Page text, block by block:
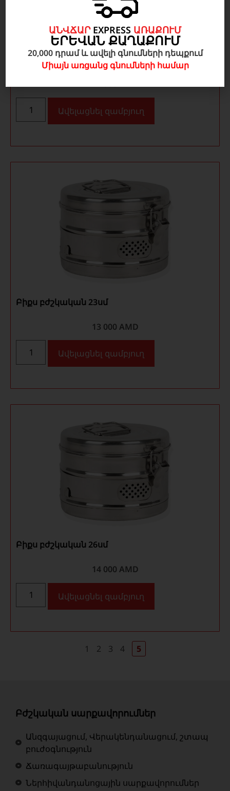
Բիքս բժշկական 20սմ
11 000AMD
Ավելացնել զամբյուղ
Բիքս բժշկական 23սմ
13 000 AMD
Ավելացնել զամբյուղ
Բիքս բժշկական 26սմ
14 000 AMD
Ավելացնել զամբյուղ
1 2 3 4 5
Բժշկական սարքավորումներ
Անզգայացում, Վերակենդանացում, շտապ
բուժօգնություն
Ճառագայթաբանություն
Ներհիվանդանոցային սարքավորումներ
ԱՆՎՃԱՐ EXPRESS ԱՌԱՔՈՒՄ
ԵՐԵՎԱՆ ՔԱՂԱՔՈՒՄ
20,000 դրամ և ավելի գնումների դեպքում
Միայն առցանց գնումների համար